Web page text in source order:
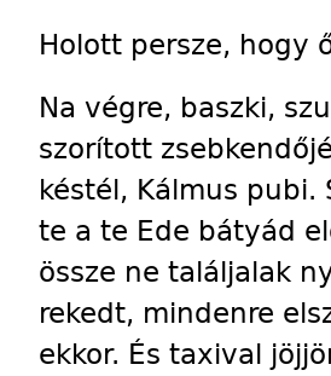
Holott persze, hogy
Na végre, baszki,
szorított
késtél, Kálmus
te a te Ede bátyád
össze ne találjalak
rekedt, mindenre
ekkor. És taxival